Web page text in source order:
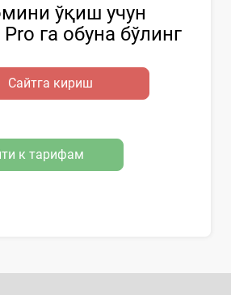
ўқиш учун
га обуна бўлинг
Сайтга кириш
к тарифам